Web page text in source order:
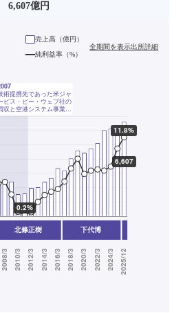
6,607億円
売上高（億円）
純利益率（%）
全期間を表示出所詳細